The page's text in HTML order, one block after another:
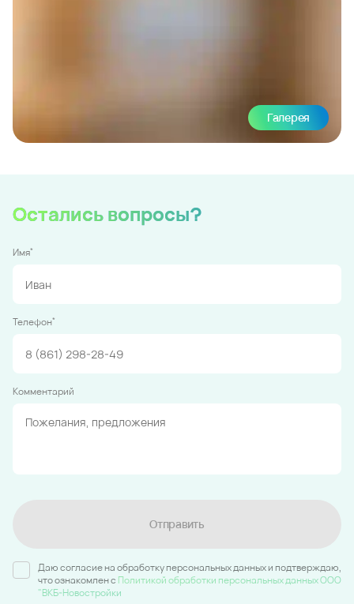
Галерея
Остались вопросы?
Имя*
Телефон*
Комментарий
Отправить
Даю согласие на обработку персональных данных и подтверждаю,
что ознакомлен c Политикой обработки персональных данных ООО
"ВКБ-Новостройки